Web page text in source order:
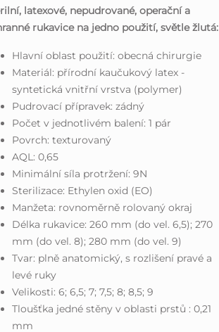
latexové, nepudrované, operační a
rukavice na jedno použití, světle žlutá:
Hlavní oblast použití: obecná chirurgie
Materiál: přírodní kaučukový latex -
syntetická vnitřní vrstva (polymer)
Pudrovací přípravek: zádný
Počet v jednotlivém balení: 1 pár
Povrch: texturovaný
AQL: 0,65
Minimální síla protržení: 9N
Sterilizace: Ethylen oxid (EO)
Manžeta: rovnoměrně rolovaný okraj
Délka rukavice: 260 mm (do vel. 6,5); 270
mm (do vel. 8); 280 mm (do vel. 9)
Tvar: plně anatomický, s rozlišení pravé a
levé ruky
Velikosti: 6; 6,5; 7; 7,5; 8; 8,5; 9
Tloušťka jedné stěny v oblasti prstů : 0,21
mm